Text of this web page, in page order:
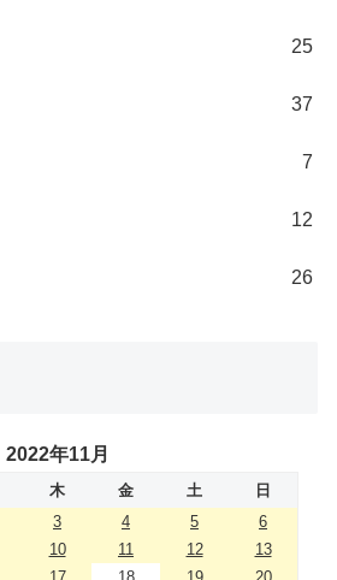
25
37
7
12
26
2022年11月
木 金 土
日
3 4 5
6
10 11 12
13